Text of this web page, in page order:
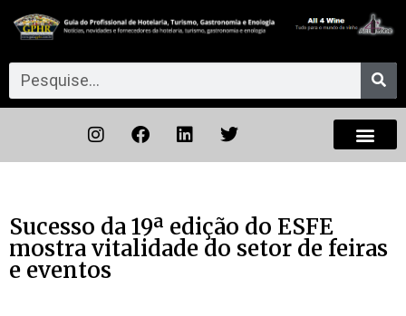
Sucesso da 19ª edição do ESFE
mostra vitalidade do setor de feiras
e eventos